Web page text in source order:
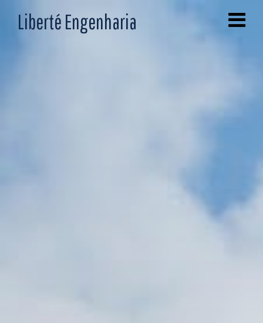
Liberté Engenharia